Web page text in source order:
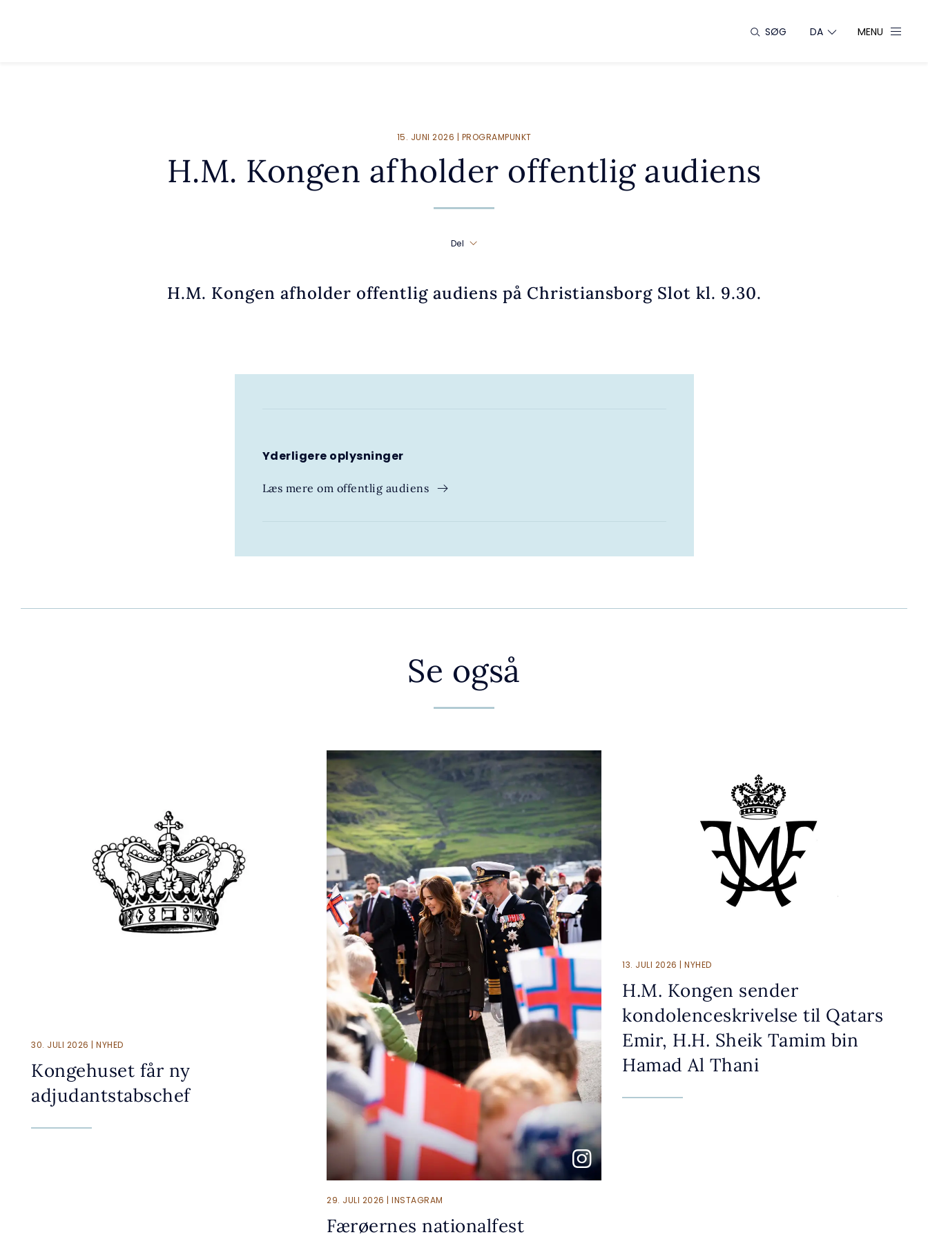
SØG DA MENU
15. JUNI 2026 | PROGRAMPUNKT
H.M. Kongen afholder offentlig audiens
Del
H.M. Kongen afholder offentlig audiens på Christiansborg Slot kl. 9.30.
Yderligere oplysninger
Læs mere om offentlig audiens
Se også
30. JULI 2026 | NYHED
Kongehuset får ny
adjudantstabschef
29. JULI 2026 | INSTAGRAM
Færøernes nationalfest
13. JULI 2026 | NYHED
H.M. Kongen sender
kondolenceskrivelse til Qatars
Emir, H.H. Sheik Tamim bin
Hamad Al Thani